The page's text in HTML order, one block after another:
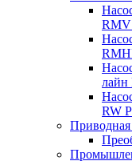
RMV
лайн
RW
Приводная